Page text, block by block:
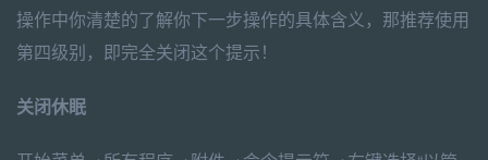
操作中你清楚的了解你下一步操作的具体含义，那推荐使用
第四级别，即完全关闭这个提示！
关闭休眠